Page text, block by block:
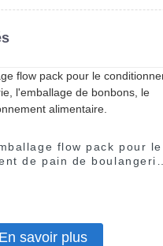
flow pack pour le
de pain de boulangerie,
En savoir plus